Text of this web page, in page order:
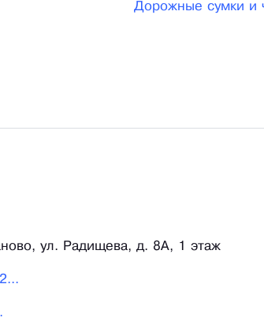
Дорожные сумки и
ул. Радищева, д. 8А, 1 этаж